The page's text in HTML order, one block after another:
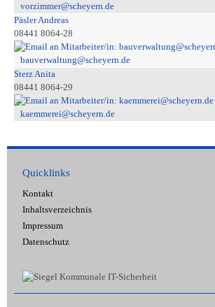
vorzimmer@scheyern.de
Päsler Andreas
08441 8064-28
bauverwaltung@scheyern.de
Sterz Anita
08441 8064-29
kaemmerei@scheyern.de
Quicklinks
Kontakt
Inhaltsverzeichnis
Impressum
Datenschutz